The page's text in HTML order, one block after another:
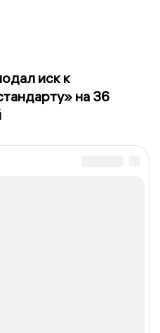
иск к
на 36